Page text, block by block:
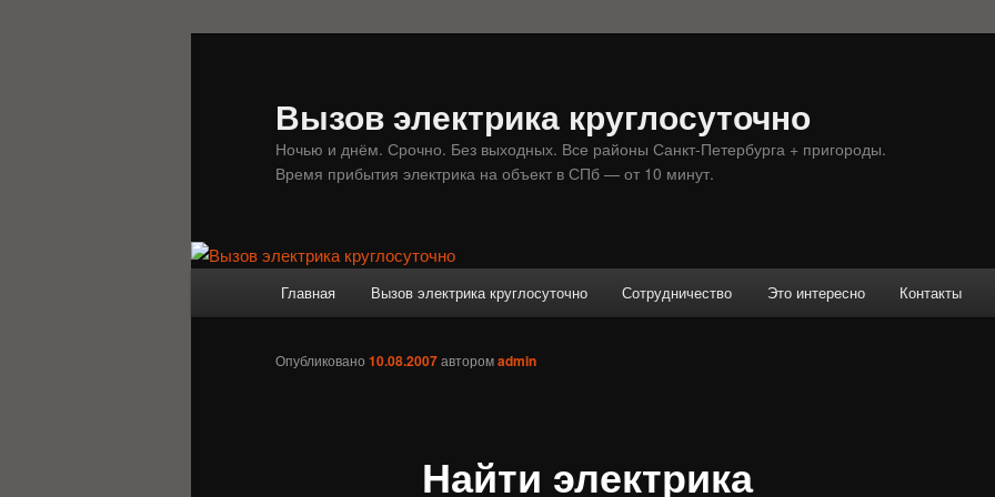
Вызов электрика круглосуточно
Ночью и днём. Срочно. Без выходных. Все районы Санкт-Петербурга + пригороды.
Время прибытия электрика на объект в СПб — от 10 минут.
Главная Вызов электрика круглосуточно Сотрудничество Это интересно Контакты
Найти электрика
Опубликовано 10.08.2007авторомadmin